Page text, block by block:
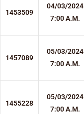
1453509
04/03/2024
7:00 A.M.
1457089
05/03/2024
7:00 A.M.
1455228
05/03/2024
7:00 A.M.